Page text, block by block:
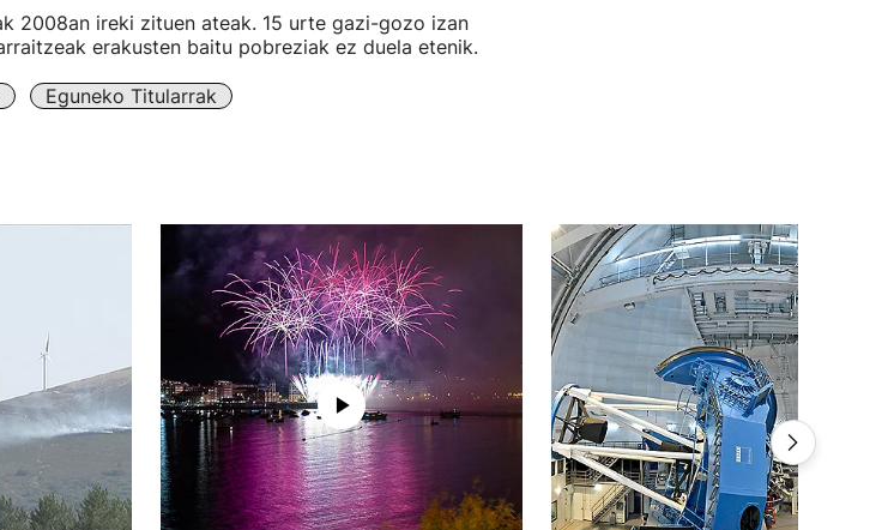
2008an ireki zituen ateak. 15 urte gazi-gozo izan
erakusten baitu pobreziak ez duela etenik.
Eguneko Titularrak